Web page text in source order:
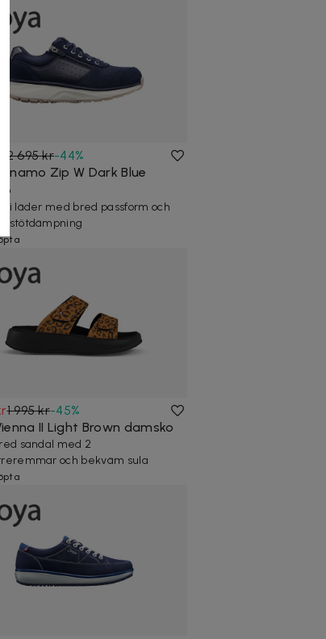
2 695 kr-44%
Zip W Dark Blue
i läder med bred passform och
stötdämpning
1 995 kr-45%
II Light Brown damsko
sandal med 2
och bekväm sula